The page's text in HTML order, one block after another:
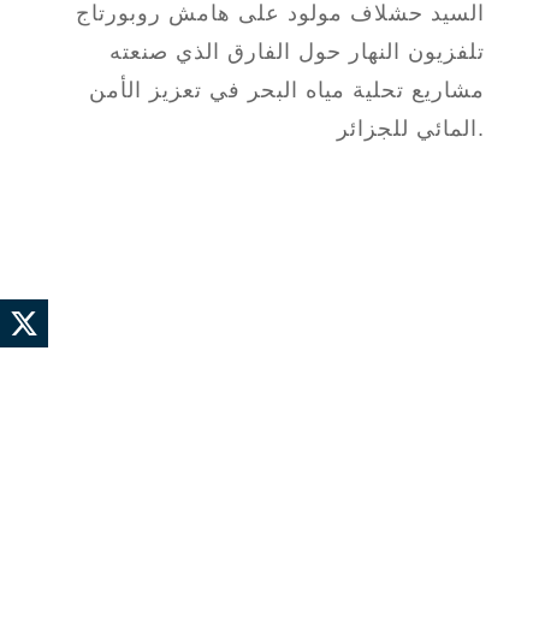
السيد حشلاف مولود على هامش روبورتاج
تلفزيون النهار حول الفارق الذي صنعته
مشاريع تحلية مياه البحر في تعزيز الأمن
المائي للجزائر.